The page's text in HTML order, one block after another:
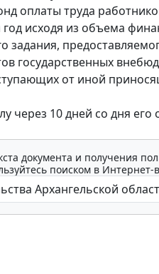
оплаты труда
исходя из объема
задания,
государственных
от иной
через 10 дней со дня
документа и получения
поиском в